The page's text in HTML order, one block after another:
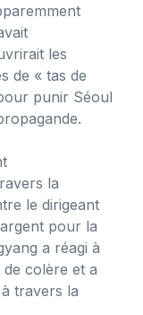
les
de « tas de
punir Séoul
la
le dirigeant
pour la
a réagi à
colère et a
travers la